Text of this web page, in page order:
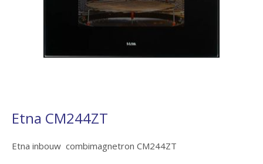
Etna CM244ZT
Etna inbouw combimagnetron CM244ZT